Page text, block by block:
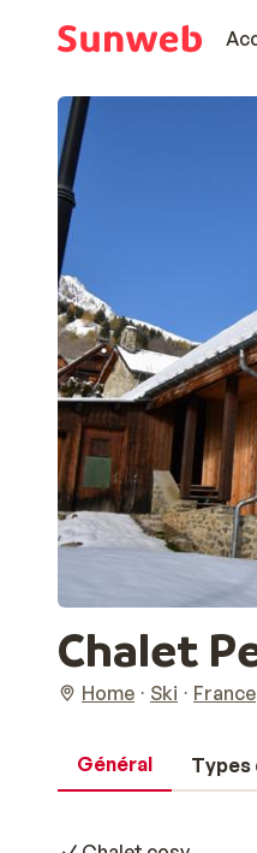
Chalet
Home Ski France
Général Types